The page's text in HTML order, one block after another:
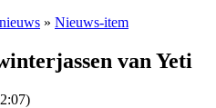
» Nieuws-item
van Yeti